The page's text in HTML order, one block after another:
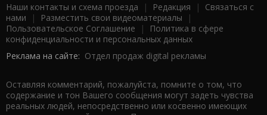
Наши контакты и схема проезда | Редакция | Связаться с
нами | Разместить свои видеоматериалы |
Пользовательское Соглашение |
Политика в сфере
конфиденциальности и персональных данных
Реклама на сайте: Отдел продаж digital рекламы
Оставляя комментарий, пожалуйста, помните о том, что
содержание и тон Вашего сообщения могут задеть чувства
реальных людей, непосредственно или косвенно имеющих